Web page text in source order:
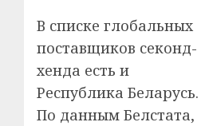
В списке глобальных
поставщиков секонд-
хенда есть и
Республика Беларусь.
По данным Белстата,